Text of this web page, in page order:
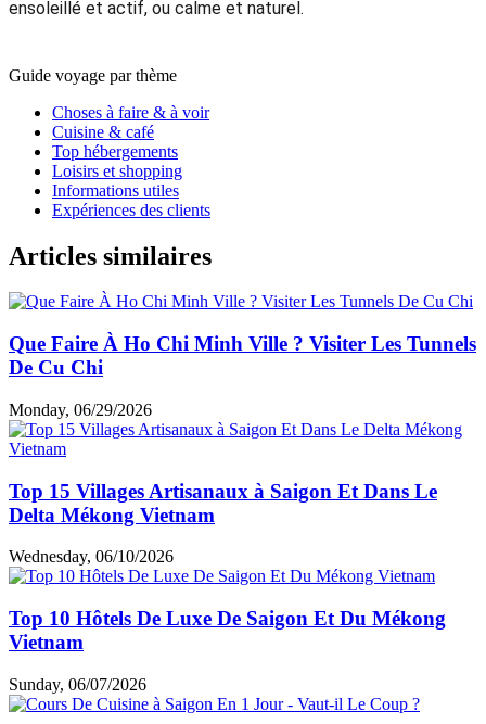
ensoleillé et actif, ou calme et naturel.
Guide voyage par thème
Choses à faire & à voir
Cuisine & café
Top hébergements
Loisirs et shopping
Informations utiles
Expériences des clients
Articles similaires
Que Faire À Ho Chi Minh Ville ? Visiter Les Tunnels
De Cu Chi
Monday, 06/29/2026
Top 15 Villages Artisanaux à Saigon Et Dans Le
Delta Mékong Vietnam
Wednesday, 06/10/2026
Top 10 Hôtels De Luxe De Saigon Et Du Mékong
Vietnam
Sunday, 06/07/2026